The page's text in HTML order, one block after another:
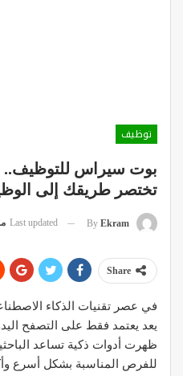
توظيف
بوت سيراس للتوظيف..
تختصر طريقك إلى
By Ekram
Last updated
Share
في عصر تقنيات الذكاء
يعد يعتمد فقط على التصفح
ظهرت أدوات ذكية تساعد
للفرص المناسبة بشكل أسرع